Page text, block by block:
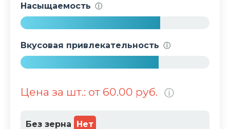
Насыщаемость ⓘ
Вкусовая привлекательность ⓘ
Цена за шт.: от 60.00 руб. ⓘ
Без зерна Нет